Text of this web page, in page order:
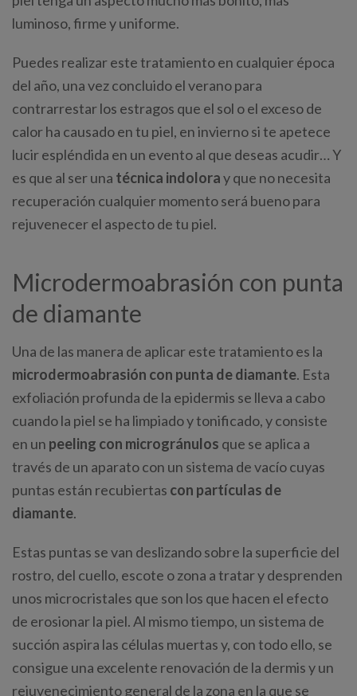
luminoso, firme y uniforme.
Puedes realizar este tratamiento en cualquier época
del año, una vez concluido el verano para
contrarrestar los estragos que el sol o el exceso de
calor ha causado en tu piel, en invierno si te apetece
lucir espléndida en un evento al que deseas acudir… Y
es que al ser una técnica indoloray que no necesita
recuperación cualquier momento será bueno para
rejuvenecer el aspecto de tu piel.
Microdermoabrasión con punta
de diamante
Una de las manera de aplicar este tratamiento es la
microdermoabrasión con punta de diamante. Esta
exfoliación profunda de la epidermis se lleva a cabo
cuando la piel se ha limpiado y tonificado, y consiste
en un peeling con microgránulos que se aplica a
través de un aparato con un sistema de vacío cuyas
puntas están recubiertas con partículas de
diamante.
Estas puntas se van deslizando sobre la superficie del
rostro, del cuello, escote o zona a tratar y desprenden
unos microcristales que son los que hacen el efecto
de erosionar la piel. Al mismo tiempo, un sistema de
succión aspira las células muertas y, con todo ello, se
consigue una excelente renovación de la dermis y un
rejuvenecimiento general de la zona en la que se